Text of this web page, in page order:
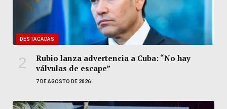
DESTACADAS
Rubio lanza advertencia a Cuba: “No hay
válvulas de escape”
7 DE AGOSTO DE 2026